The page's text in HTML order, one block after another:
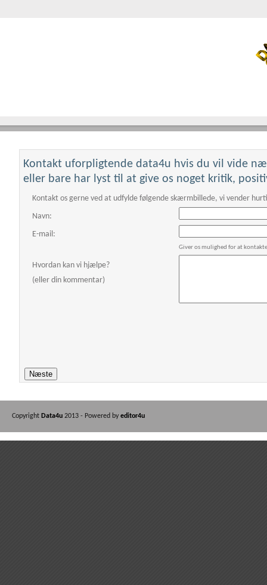
This page can't
Do you own this
Kontakt uforpligtende data4u hvis du vil vide
eller bare har lyst til at give os noget kritik,
Kontakt os gerne ved at udfylde følgende skærmbillede, vi vender
Navn:
E-mail:
Giver os mulighed for at
Hvordan kan vi hjælpe?
(eller din kommentar)
Copyright Data4u 2013 - Powered by editor4u